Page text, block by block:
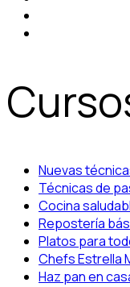
Nuevas
Técnicas de
Cocina
Repostería
Platos para
Chefs Estrella
Haz pan en